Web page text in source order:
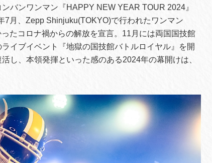
バンワンマン『HAPPY NEW YEAR TOUR 2024』
7月、Zepp Shinjuku(TOKYO)で行われたワンマン
たコロナ禍からの解放を宣言。11月には両国国技館
イブイベント『地獄の国技館バトルロイヤル』を開
し、本領発揮といった感のある2024年の幕開けは、